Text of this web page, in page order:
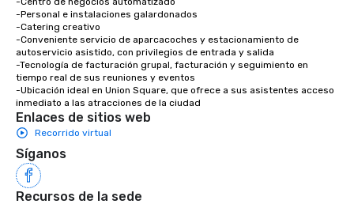
-Personal e instalaciones galardonados
-Catering creativo
-Conveniente servicio de aparcacoches y estacionamiento de
autoservicio asistido, con privilegios de entrada y salida
-Tecnología de facturación grupal, facturación y seguimiento en
tiempo real de sus reuniones y eventos
-Ubicación ideal en Union Square, que ofrece a sus asistentes acceso
inmediato a las atracciones de la ciudad
Enlaces de sitios web
Recorrido virtual
Síganos
Recursos de la sede